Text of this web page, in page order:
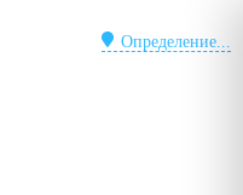
Определение...